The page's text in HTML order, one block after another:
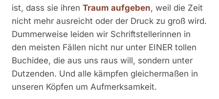
ist, dass sie ihren Traum aufgeben, weil die Zeit
nicht mehr ausreicht oder der Druck zu groß wird.
Dummerweise leiden wir Schriftstellerinnen in
den meisten Fällen nicht nur unter EINER tollen
Buchidee, die aus uns raus will, sondern unter
Dutzenden. Und alle kämpfen gleichermaßen in
unseren Köpfen um Aufmerksamkeit.